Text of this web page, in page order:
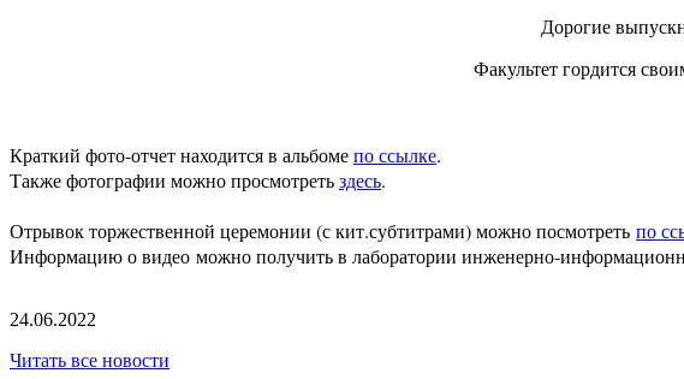
Дорогие
Факультет гордится
Краткий фото-отчет находится в альбомепо ссылке.
Также фотографии можно просмотретьздесь.
Отрывок торжественной церемонии (с кит.субтитрами) можно посмотреть по
Информацию о видео можно получить в лаборатории инженерно-
24.06.2022
Читать все новости